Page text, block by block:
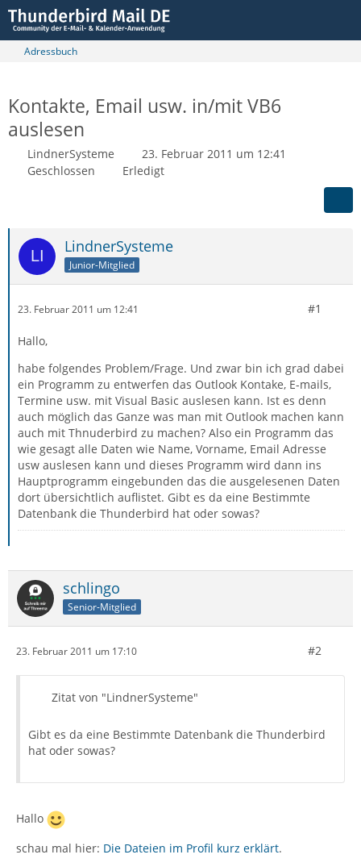
Adressbuch
Kontakte, Email usw. in/mit VB6
auslesen
LindnerSysteme
23. Februar 2011 um 12:41
Geschlossen
Erledigt
LindnerSysteme
Junior-Mitglied
23. Februar 2011 um 12:41 #1
Hallo,
habe folgendes Problem/Frage. Und zwar bin ich grad dabei
ein Programm zu entwerfen das Outlook Kontake, E-mails,
Termine usw. mit Visual Basic auslesen kann. Ist es denn
auch möglich das Ganze was man mit Outlook machen kann
auch mit Thnuderbird zu machen? Also ein Programm das
wie gesagt alle Daten wie Name, Vorname, Email Adresse
usw auslesen kann und dieses Programm wird dann ins
Hauptprogramm eingebunden das die ausgelesenen Daten
dort übersichtlich auflistet. Gibt es da eine Bestimmte
Datenbank die Thunderbird hat oder sowas?
schlingo
Senior-Mitglied
23. Februar 2011 um 17:10 #2
Zitat von "LindnerSysteme"
Gibt es da eine Bestimmte Datenbank die Thunderbird
hat oder sowas?
Hallo
schau mal hier: Die Dateien im Profil kurz erklärt.